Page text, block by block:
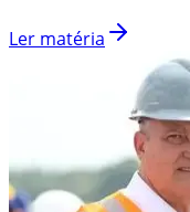
Ler matéria